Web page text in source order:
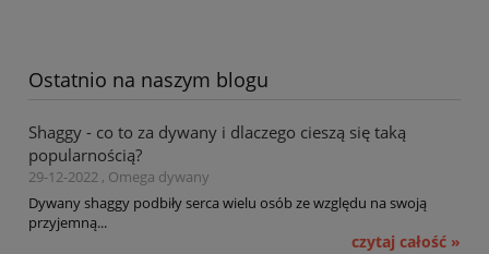
Ostatnio na naszym blogu
Shaggy - co to za dywany i dlaczego cieszą się taką
popularnością?
29-12-2022 , Omega dywany
Dywany shaggy podbiły serca wielu osób ze względu na swoją
przyjemną...
czytaj całość »